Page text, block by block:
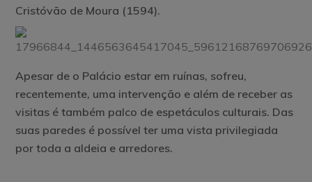
Cristóvão de Moura (1594).
Apesar de o Palácio estar em ruínas, sofreu,
recentemente, uma intervenção e além de receber as
visitas é também palco de espetáculos culturais. Das
suas paredes é possível ter uma vista privilegiada
por toda a aldeia e arredores.